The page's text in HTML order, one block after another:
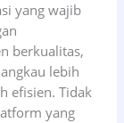
yang wajib
berkualitas,
lebih
efisien. Tidak
yang